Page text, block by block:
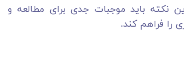
نکته باید موجبات جدی برای مطالعه و
را فراهم کند.